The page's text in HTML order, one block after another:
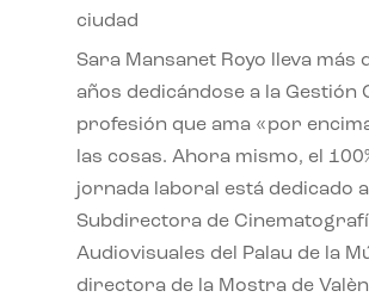
ciudad
Sara Mansanet Royo lleva más
años dedicándose a la Gestión
profesión que ama «por
las cosas. Ahora mismo, el
jornada laboral está dedicado
Subdirectora de
Audiovisuales del Palau de la
directora de la Mostra de